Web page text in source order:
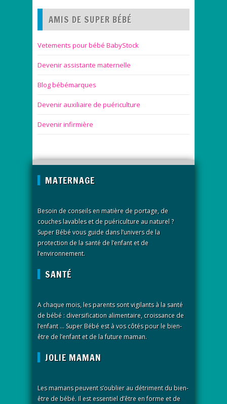
AMIS DE SUPER BÉBÉ
Vetements pour bébé BabyStock
Devenir assistante maternelle
Blog bébémarques
Devenir auxiliaire de puériculture
Devenir infirmière
MATERNAGE
Besoin de conseils en matière de portage, de
couches lavables et de puériculture au naturel ?
Super Bébé vous guide dans l’univers de la
protection de la santé de l’enfant et de
l’environnement.
SANTÉ
A chaque mois, les parents sont vigilants à la santé
de bébé : diversification alimentaire, croissance de
l’enfant … Super Bébé est à vos côtés pour le bien-
être de l’enfant et de la future maman.
JOLIE MAMAN
Les mamans peuvent s’oublier au détriment du bien-
être de bébé. Il est essentiel d’être en forme et de